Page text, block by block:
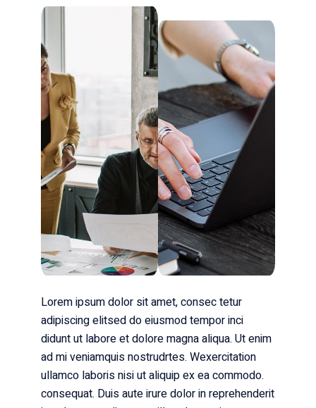
Lorem ipsum dolor sit amet, consec tetur
adipiscing elitsed do eiusmod tempor inci
didunt ut labore et dolore magna aliqua. Ut enim
ad mi veniamquis nostrudrtes. Wexercitation
ullamco laboris nisi ut aliquip ex ea commodo.
consequat. Duis aute irure dolor in reprehenderit